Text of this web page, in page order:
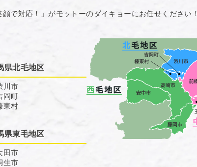
で対応！」がモットーのダイキョーにお任せください！
県北毛地区
川市
岡町
東村
県東毛地区
田市
生市